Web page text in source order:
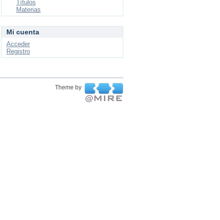
Títulos
Materias
Mi cuenta
Acceder
Registro
Theme by